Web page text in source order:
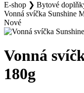
E-shop ❯ Bytové
Vonná svíčka Sunshine
Nové
Vonná
180g